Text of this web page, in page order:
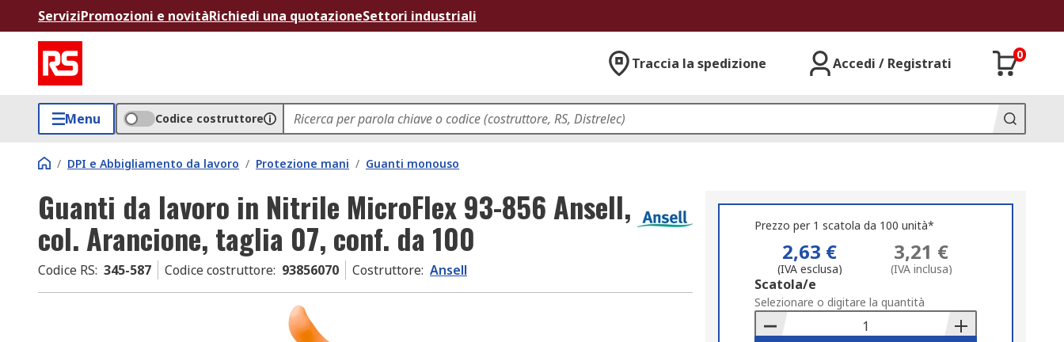
ServiziPromozioni e novitàRichiedi una quotazioneSettori industriali
Traccia la spedizione Accedi / Registrati
0
Menu Codice costruttore
/ DPI e Abbigliamento da lavoro / Protezione mani / Guanti monouso
Guanti da lavoro in Nitrile MicroFlex 93-856 Ansell,
col. Arancione, taglia 07, conf. da 100
Codice RS: 345-587 Codice costruttore: 93856070 Costruttore: Ansell
Prezzo per 1 scatola da 100 unità*
2,63 €
(IVA esclusa)
3,21 €
(IVA inclusa)
Add
to
Basket
Scatola/e
Selezionare o digitare la quantità